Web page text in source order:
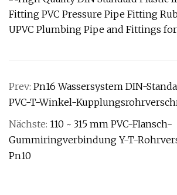
Prev: Pn16 Wassersystem DIN-
PVC-T-Winkel-
Nächste: 110 ~ 315 mm PVC-Flansch-
Gummiringverbindung Y-T-
Pn10